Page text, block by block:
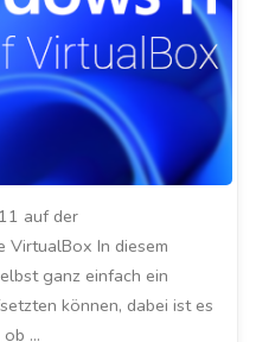
auf der
VirtualBox In diesem
ganz einfach ein
können, dabei ist es
ob …